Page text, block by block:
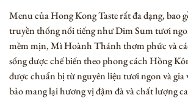
Menu của Hong Kong Taste rất đa dạng, bao
truyền thống nổi tiếng như Dim Sum tươi
mềm mịn, Mì Hoành Thánh thơm phức và
sống được chế biến theo phong cách Hồng
được chuẩn bị từ nguyên liệu tươi ngon và gia
bảo mang lại hương vị đậm đà và chất lượng